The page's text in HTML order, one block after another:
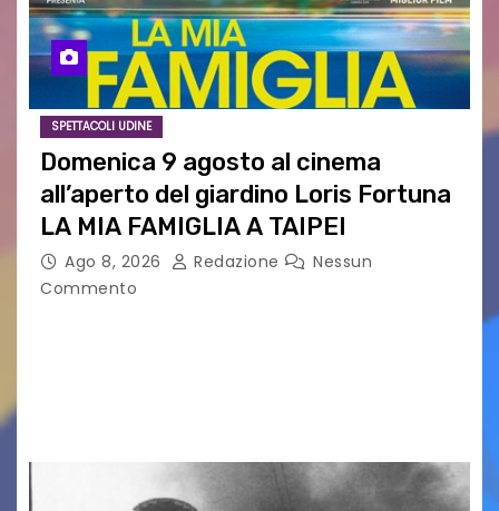
SPETTACOLI UDINE
Domenica 9 agosto al cinema
all’aperto del giardino Loris Fortuna
LA MIA FAMIGLIA A TAIPEI
Ago 8, 2026 Redazione
Nessun
Commento